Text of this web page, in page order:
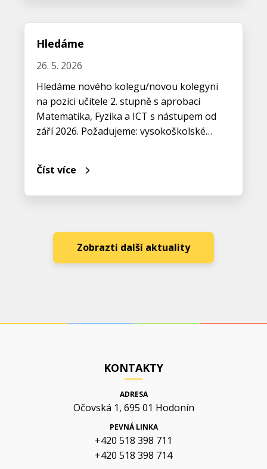
Hledáme
26. 5. 2026
Hledáme nového kolegu/novou kolegyni
na pozici učitele 2. stupně s aprobací
Matematika, Fyzika a ICT s nástupem od
září 2026. Požadujeme: vysokoškolské…
Číst více
Zobrazti další aktuality
KONTAKTY
ADRESA
Očovská 1, 695 01 Hodonín
PEVNÁ LINKA
+420 518 398 711
+420 518 398 714